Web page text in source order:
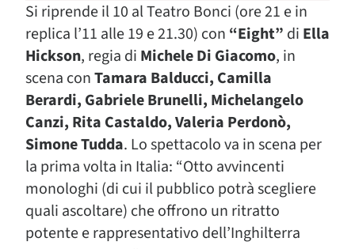
Si riprende il 10 al Teatro Bonci (ore 21 e in
replica l’11 alle 19 e 21.30) con “Eight” di Ella
Hickson, regia di Michele Di Giacomo, in
scena conTamara Balducci, Camilla
Berardi, Gabriele Brunelli, Michelangelo
Canzi, Rita Castaldo, Valeria Perdonò,
Simone Tudda. Lo spettacolo va in scena per
la prima volta in Italia: “Otto avvincenti
monologhi (di cui il pubblico potrà scegliere
quali ascoltare) che offrono un ritratto
potente e rappresentativo dell’Inghilterra